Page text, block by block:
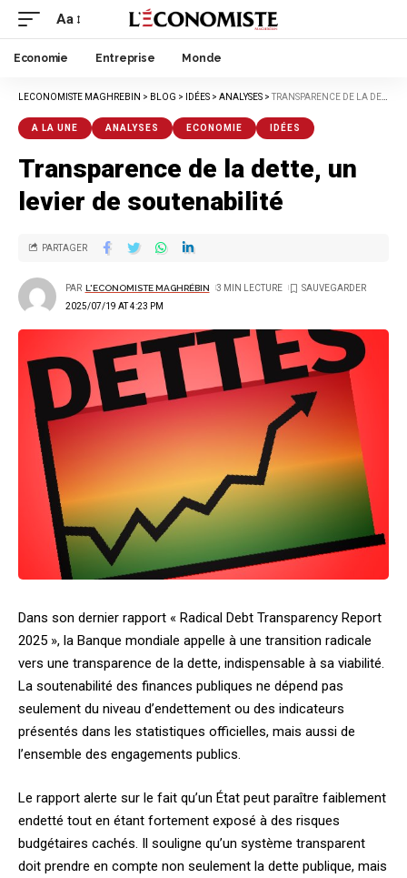
Aa
Economie Entreprise Monde
LECONOMISTE MAGHREBIN > BLOG > IDÉES > ANALYSES >TRANSPARENCE DE LA DETTE, UN LEVIER DE SOUTENABILITÉ
A LA UNE ANALYSES ECONOMIE IDÉES
Transparence de la dette, un
levier de soutenabilité
2025/07/19 AT 4:23 PM
PAR L'ECONOMISTE MAGHRÉBIN 3 MIN LECTURE
PARTAGER
Dans son dernier rapport « Radical Debt Transparency Report
2025 », la Banque mondiale appelle à une transition radicale
vers une transparence de la dette, indispensable à sa viabilité.
La soutenabilité des finances publiques ne dépend pas
seulement du niveau d’endettement ou des indicateurs
présentés dans les statistiques officielles, mais aussi de
l’ensemble des engagements publics.
Le rapport alerte sur le fait qu’un État peut paraître faiblement
endetté tout en étant fortement exposé à des risques
budgétaires cachés. Il souligne qu’un système transparent
doit prendre en compte non seulement la dette publique, mais